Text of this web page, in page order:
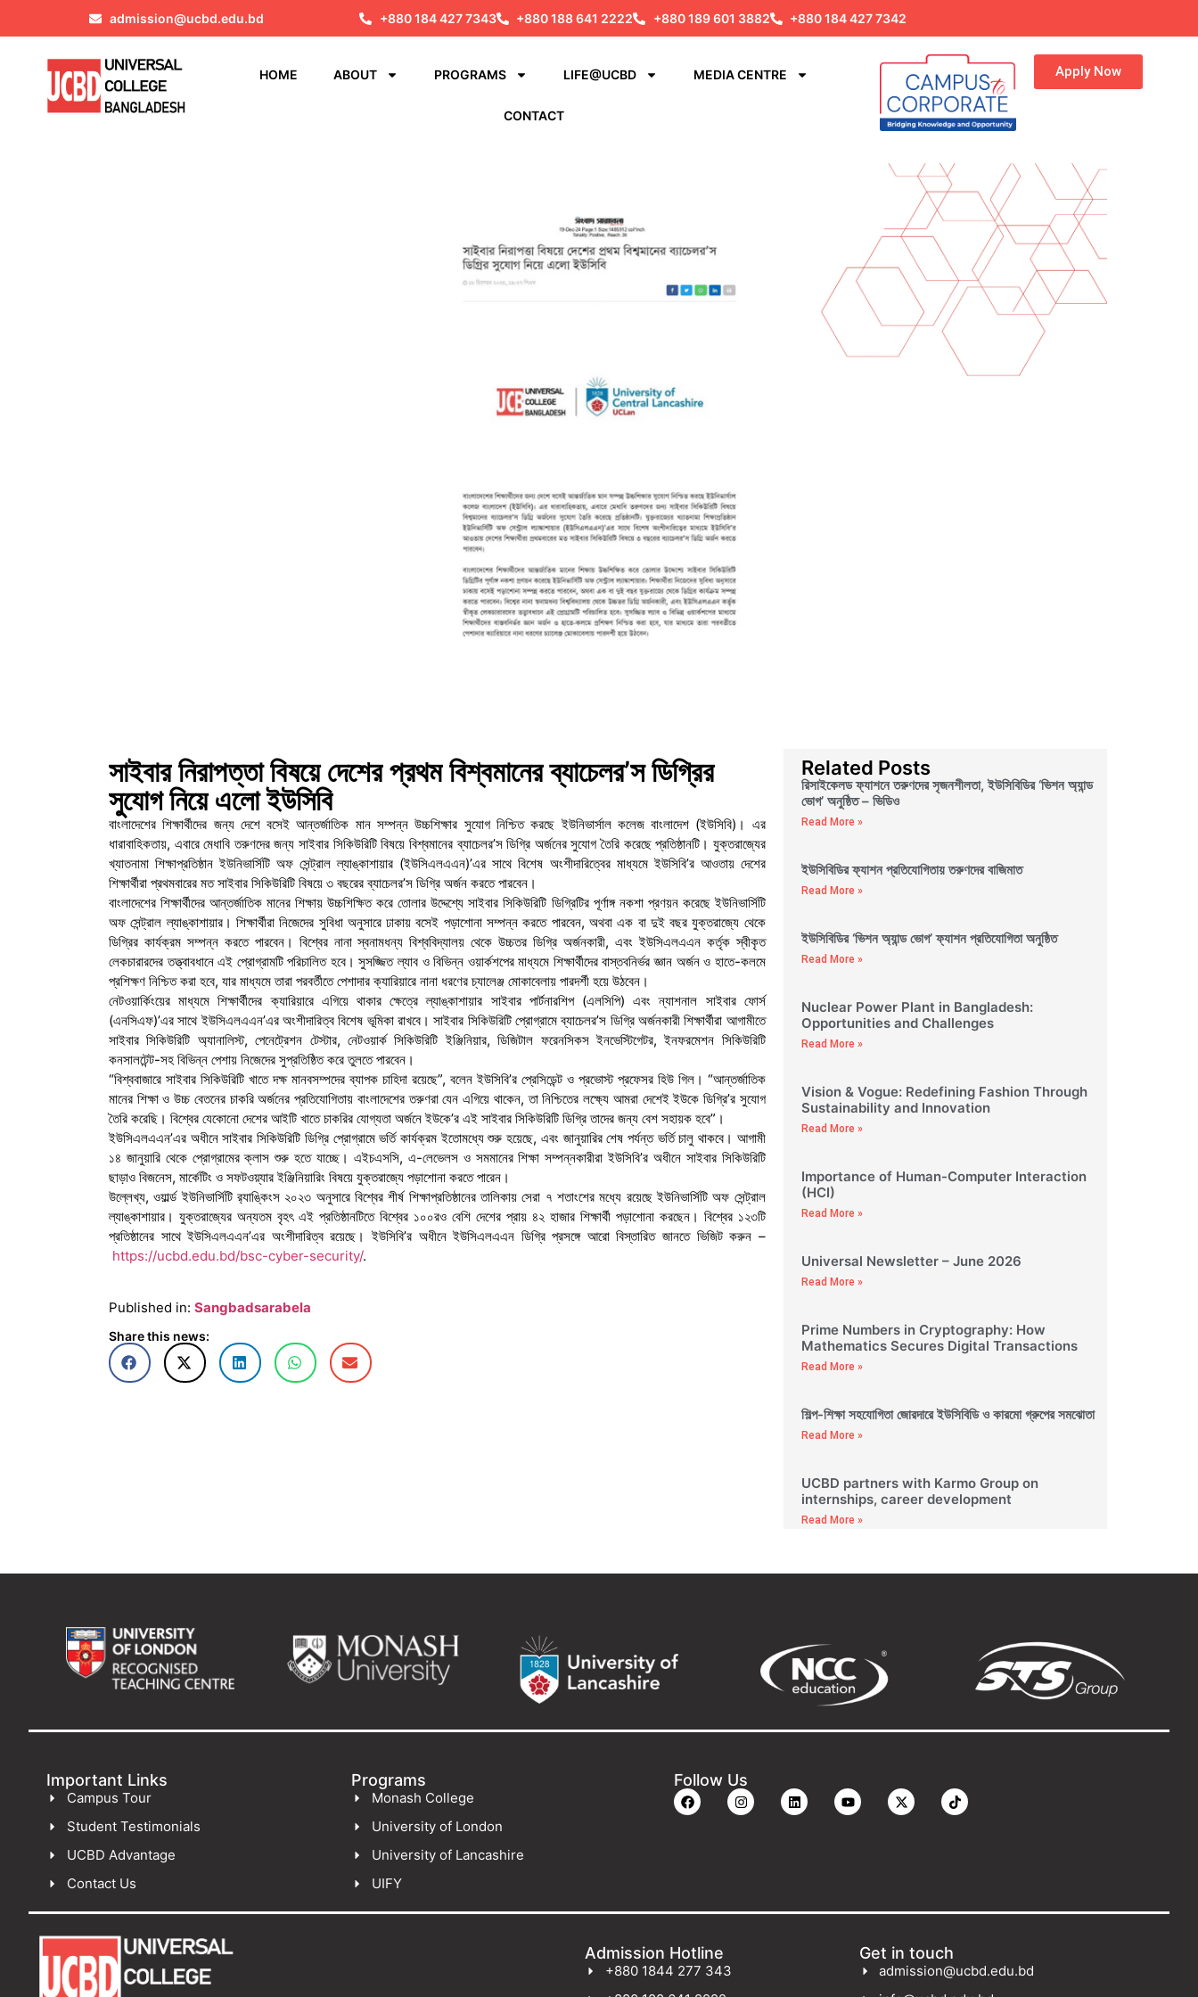
admission@ucbd.edu.bd +880 184 427 7343 +880 188 641 2222 +880 189 601 3882 +880 184 427 7342
HOME ABOUT PROGRAMS LIFE@UCBD MEDIA CENTRE
CONTACT
Apply Now
সাইবার নিরাপত্তা বিষয়ে দেশের প্রথম বিশ্বমানের ব্যাচেলর’স ডিগ্রির
সুযোগ নিয়ে এলো ইউসিবি
বাংলাদেশের শিক্ষার্থীদের জন্য দেশে বসেই আন্তর্জাতিক মান সম্পন্ন উচ্চশিক্ষার সুযোগ নিশ্চিত করছে ইউনিভার্সাল কলেজ বাংলাদেশ (ইউসিবি)। এর
ধারাবাহিকতায়, এবারে মেধাবি তরুণদের জন্য সাইবার সিকিউরিটি বিষয়ে বিশ্বমানের ব্যাচেলর’স ডিগ্রি অর্জনের সুযোগ তৈরি করেছে প্রতিষ্ঠানটি। যুক্তরাজ্যের
খ্যাতনামা শিক্ষাপ্রতিষ্ঠান ইউনিভার্সিটি অফ সেন্ট্রাল ল্যাঙ্কাশায়ার (ইউসিএলএএন)’এর সাথে বিশেষ অংশীদারিত্বের মাধ্যমে ইউসিবি’র আওতায় দেশের
শিক্ষার্থীরা প্রথমবারের মত সাইবার সিকিউরিটি বিষয়ে ৩ বছরের ব্যাচেলর’স ডিগ্রি অর্জন করতে পারবেন।
বাংলাদেশের শিক্ষার্থীদের আন্তর্জাতিক মানের শিক্ষায় উচ্চশিক্ষিত করে তোলার উদ্দেশ্যে সাইবার সিকিউরিটি ডিগ্রিটির পূর্ণাঙ্গ নকশা প্রণয়ন করেছে ইউনিভার্সিটি
অফ সেন্ট্রাল ল্যাঙ্কাশায়ার। শিক্ষার্থীরা নিজেদের সুবিধা অনুসারে ঢাকায় বসেই পড়াশোনা সম্পন্ন করতে পারবেন, অথবা এক বা দুই বছর যুক্তরাজ্যে থেকে
ডিগ্রির কার্যক্রম সম্পন্ন করতে পারবেন। বিশ্বের নানা স্বনামধন্য বিশ্ববিদ্যালয় থেকে উচ্চতর ডিগ্রি অর্জনকারী, এবং ইউসিএলএএন কর্তৃক স্বীকৃত
লেকচারারদের তত্ত্বাবধানে এই প্রোগ্রামটি পরিচালিত হবে। সুসজ্জিত ল্যাব ও বিভিন্ন ওয়ার্কশপের মাধ্যমে শিক্ষার্থীদের বাস্তবনির্ভর জ্ঞান অর্জন ও হাতে-কলমে
প্রশিক্ষণ নিশ্চিত করা হবে, যার মাধ্যমে তারা পরবর্তীতে পেশাদার ক্যারিয়ারে নানা ধরণের চ্যালেঞ্জ মোকাবেলায় পারদর্শী হয়ে উঠবেন।
নেটওয়ার্কিংয়ের মাধ্যমে শিক্ষার্থীদের ক্যারিয়ারে এগিয়ে থাকার ক্ষেত্রে ল্যাঙ্কাশায়ার সাইবার পার্টনারশিপ (এলসিপি) এবং ন্যাশনাল সাইবার ফোর্স
(এনসিএফ)’এর সাথে ইউসিএলএএন’এর অংশীদারিত্ব বিশেষ ভূমিকা রাখবে। সাইবার সিকিউরিটি প্রোগ্রামে ব্যাচেলর’স ডিগ্রি অর্জনকারী শিক্ষার্থীরা আগামীতে
সাইবার সিকিউরিটি অ্যানালিস্ট, পেনেট্রেশন টেস্টার, নেটওয়ার্ক সিকিউরিটি ইঞ্জিনিয়ার, ডিজিটাল ফরেনসিকস ইনভেস্টিগেটর, ইনফরমেশন সিকিউরিটি
কনসালটেন্ট-সহ বিভিন্ন পেশায় নিজেদের সুপ্রতিষ্ঠিত করে তুলতে পারবেন।
“বিশ্ববাজারে সাইবার সিকিউরিটি খাতে দক্ষ মানবসম্পদের ব্যাপক চাহিদা রয়েছে”, বলেন ইউসিবি’র প্রেসিডেন্ট ও প্রভোস্ট প্রফেসর হিউ গিল। “আন্তর্জাতিক
মানের শিক্ষা ও উচ্চ বেতনের চাকরি অর্জনের প্রতিযোগিতায় বাংলাদেশের তরুণরা যেন এগিয়ে থাকেন, তা নিশ্চিতের লক্ষ্যে আমরা দেশেই ইউকে ডিগ্রি’র সুযোগ
তৈরি করেছি। বিশ্বের যেকোনো দেশের আইটি খাতে চাকরির যোগ্যতা অর্জনে ইউকে’র এই সাইবার সিকিউরিটি ডিগ্রি তাদের জন্য বেশ সহায়ক হবে”।
ইউসিএলএএন’এর অধীনে সাইবার সিকিউরিটি ডিগ্রি প্রোগ্রামে ভর্তি কার্যক্রম ইতোমধ্যে শুরু হয়েছে, এবং জানুয়ারির শেষ পর্যন্ত ভর্তি চালু থাকবে। আগামী
১৪ জানুয়ারি থেকে প্রোগ্রামের ক্লাস শুরু হতে যাচ্ছে। এইচএসসি, এ-লেভেলস ও সমমানের শিক্ষা সম্পন্নকারীরা ইউসিবি’র অধীনে সাইবার সিকিউরিটি
ছাড়াও বিজনেস, মার্কেটিং ও সফটওয়্যার ইঞ্জিনিয়ারিং বিষয়ে যুক্তরাজ্যে পড়াশোনা করতে পারেন।
উল্লেখ্য, ওয়ার্ল্ড ইউনিভার্সিটি র‍্যাঙ্কিংস ২০২৩ অনুসারে বিশ্বের শীর্ষ শিক্ষাপ্রতিষ্ঠানের তালিকায় সেরা ৭ শতাংশের মধ্যে রয়েছে ইউনিভার্সিটি অফ সেন্ট্রাল
ল্যাঙ্কাশায়ার। যুক্তরাজ্যের অন্যতম বৃহৎ এই প্রতিষ্ঠানটিতে বিশ্বের ১০০রও বেশি দেশের প্রায় ৪২ হাজার শিক্ষার্থী পড়াশোনা করছেন। বিশ্বের ১২৩টি
প্রতিষ্ঠানের সাথে ইউসিএলএএন’এর অংশীদারিত্ব রয়েছে। ইউসিবি’র অধীনে ইউসিএলএএন ডিগ্রি প্রসঙ্গে আরো বিস্তারিত জানতে ভিজিট করুন –
https://ucbd.edu.bd/bsc-cyber-security/.
Published in: Sangbadsarabela
Share this news:
Related Posts
রিসাইকেলড ফ্যাশনে তরুণদের সৃজনশীলতা, ইউসিবিডির ‘ভিশন অ্যান্ড
ভোগ’ অনুষ্ঠিত – ভিডিও
Read More »
ইউসিবিডির ফ্যাশন প্রতিযোগিতায় তরুণদের বাজিমাত
Read More »
ইউসিবিডির ‘ভিশন অ্যান্ড ভোগ’ ফ্যাশন প্রতিযোগিতা অনুষ্ঠিত
Read More »
Nuclear Power Plant in Bangladesh:
Opportunities and Challenges
Read More »
Vision & Vogue: Redefining Fashion Through
Sustainability and Innovation
Read More »
Importance of Human-Computer Interaction
(HCI)
Read More »
Universal Newsletter – June 2026
Read More »
Prime Numbers in Cryptography: How
Mathematics Secures Digital Transactions
Read More »
শিল্প-শিক্ষা সহযোগিতা জোরদারে ইউসিবিডি ও কারমো গ্রুপের সমঝোতা
Read More »
UCBD partners with Karmo Group on
internships, career development
Read More »
Important Links
Campus Tour
Student Testimonials
UCBD Advantage
Contact Us
Programs
Monash College
University of London
University of Lancashire
UIFY
Follow Us
Admission Hotline
+880 1844 277 343
Get in touch
admission@ucbd.edu.bd